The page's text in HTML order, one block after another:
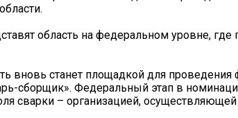
область на федеральном уровне, где
вновь станет площадкой для проведения
сборщик». Федеральный этап в
сварки – организацией,